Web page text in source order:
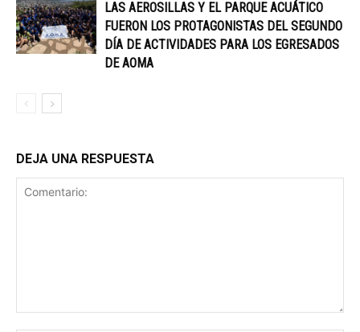
LAS AEROSILLAS Y EL PARQUE ACUÁTICO
FUERON LOS PROTAGONISTAS DEL SEGUNDO
DÍA DE ACTIVIDADES PARA LOS EGRESADOS
DE AOMA
DEJA UNA RESPUESTA